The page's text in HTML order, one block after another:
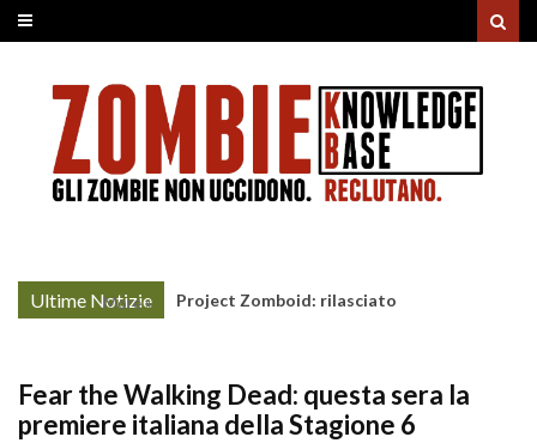
Ultime Notizie
More »
Project Zomboid: rilasciato
Fear the Walking Dead: questa sera la
premiere italiana della Stagione 6